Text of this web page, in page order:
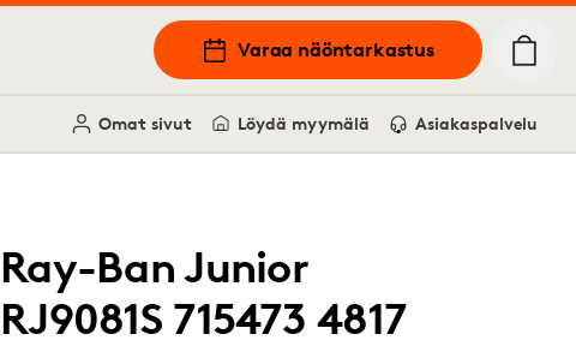
Varaa näöntarkastus
Omat sivut Löydä myymälä Asiakaspalvelu
Ray-Ban Junior
RJ9081S 715473 4817